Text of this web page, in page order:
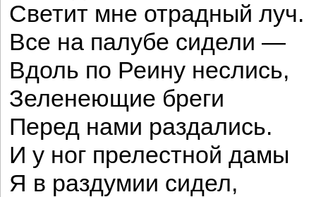
Светит мне отрадный луч.
Все на палубе сидели —
Вдоль по Реину неслись,
Зеленеющие бреги
Перед нами раздались.
И у ног прелестной дамы
Я в раздумии сидел,